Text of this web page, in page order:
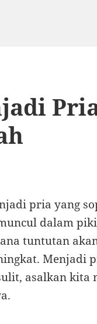
pria yang
dalam
tuntutan
Menjadi
asalkan